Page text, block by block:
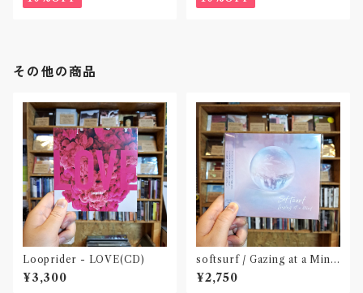
その他の商品
Looprider - LOVE(CD)
¥3,300
softsurf / Gazing at a Mind
(CD)〝名古屋〟
¥2,750